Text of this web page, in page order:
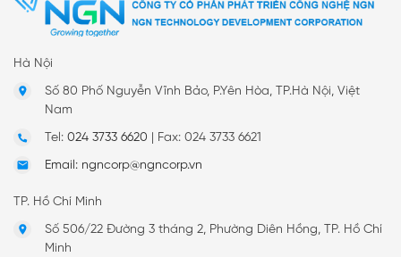
Hà Nội
Số 80 Phố Nguyễn Vĩnh Bảo, P.Yên Hòa, TP.Hà Nội, Việt
Nam
Tel: 024 3733 6620 Fax: 024 3733 6621
Email: ngncorp@ngncorp.vn
TP. Hồ Chí Minh
Số 506/22 Đường 3 tháng 2, Phường Diên Hồng, TP. Hồ Chí
Minh